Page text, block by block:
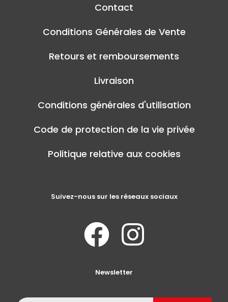
Contact
Conditions Générales de Vente
Retours et remboursements
Livraison
Conditions générales d'utilisation
Code de protection de la vie privée
Politique relative aux cookies
Suivez-nous sur les réseaux sociaux
Newsletter